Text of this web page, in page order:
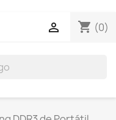
shopping_cart (0)
